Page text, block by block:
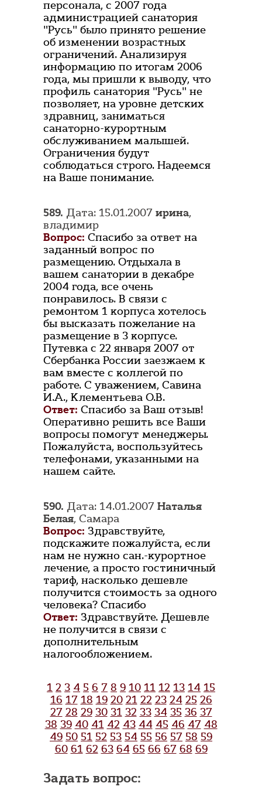
персонала, с 2007 года
администрацией санатория
"Русь" было принято решение
об изменении возрастных
ограничений. Анализируя
информацию по итогам 2006
года, мы пришли к выводу, что
профиль санатория "Русь" не
позволяет, на уровне детских
здравниц, заниматься
санаторно-курортным
обслуживанием малышей.
Ограничения будут
соблюдаться строго. Надеемся
на Ваше понимание.
589. Дата: 15.01.2007 ирина,
владимир
Вопрос: Спасибо за ответ на
заданный вопрос по
размещению. Отдыхала в
вашем санатории в декабре
2004 года, все очень
понравилось. В связи с
ремонтом 1 корпуса хотелось
бы высказать пожелание на
размещение в 3 корпусе.
Путевка с 22 января 2007 от
Сбербанка России заезжаем к
вам вместе с коллегой по
работе. С уважением, Савина
И.А., Клементьева О.В.
Ответ: Спасибо за Ваш отзыв!
Оперативно решить все Ваши
вопросы помогут менеджеры.
Пожалуйста, воспользуйтесь
телефонами, указанными на
нашем сайте.
590. Дата: 14.01.2007 Наталья
Белая, Самара
Вопрос: Здравствуйте,
подскажите пожалуйста, если
нам не нужно сан.-курортное
лечение, а просто гостиничный
тариф, насколько дешевле
получится стоимость за одного
человека? Спасибо
Ответ: Здравствуйте. Дешевле
не получится в связи с
дополнительным
налогообложением.
1 2 3 4 5 6 7 8 9 10 11 12 13 14 15
16 17 18 19 20 21 22 23 24 25 26
27 28 29 30 31 32 33 34 35 36 37
38 39 40 41 42 43 44 45 46 47 48
49 50 51 52 53 54 55 56 57 58 59
60 61 62 63 64 65 66 67 68 69
Задать вопрос: